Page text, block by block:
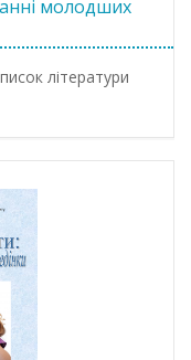
молодших
літератури